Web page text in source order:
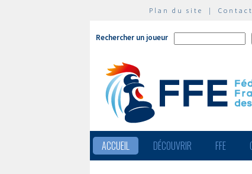
Plan du site | Contact
Rechercher un joueur
ACCUEIL DÉCOUVRIR FFE